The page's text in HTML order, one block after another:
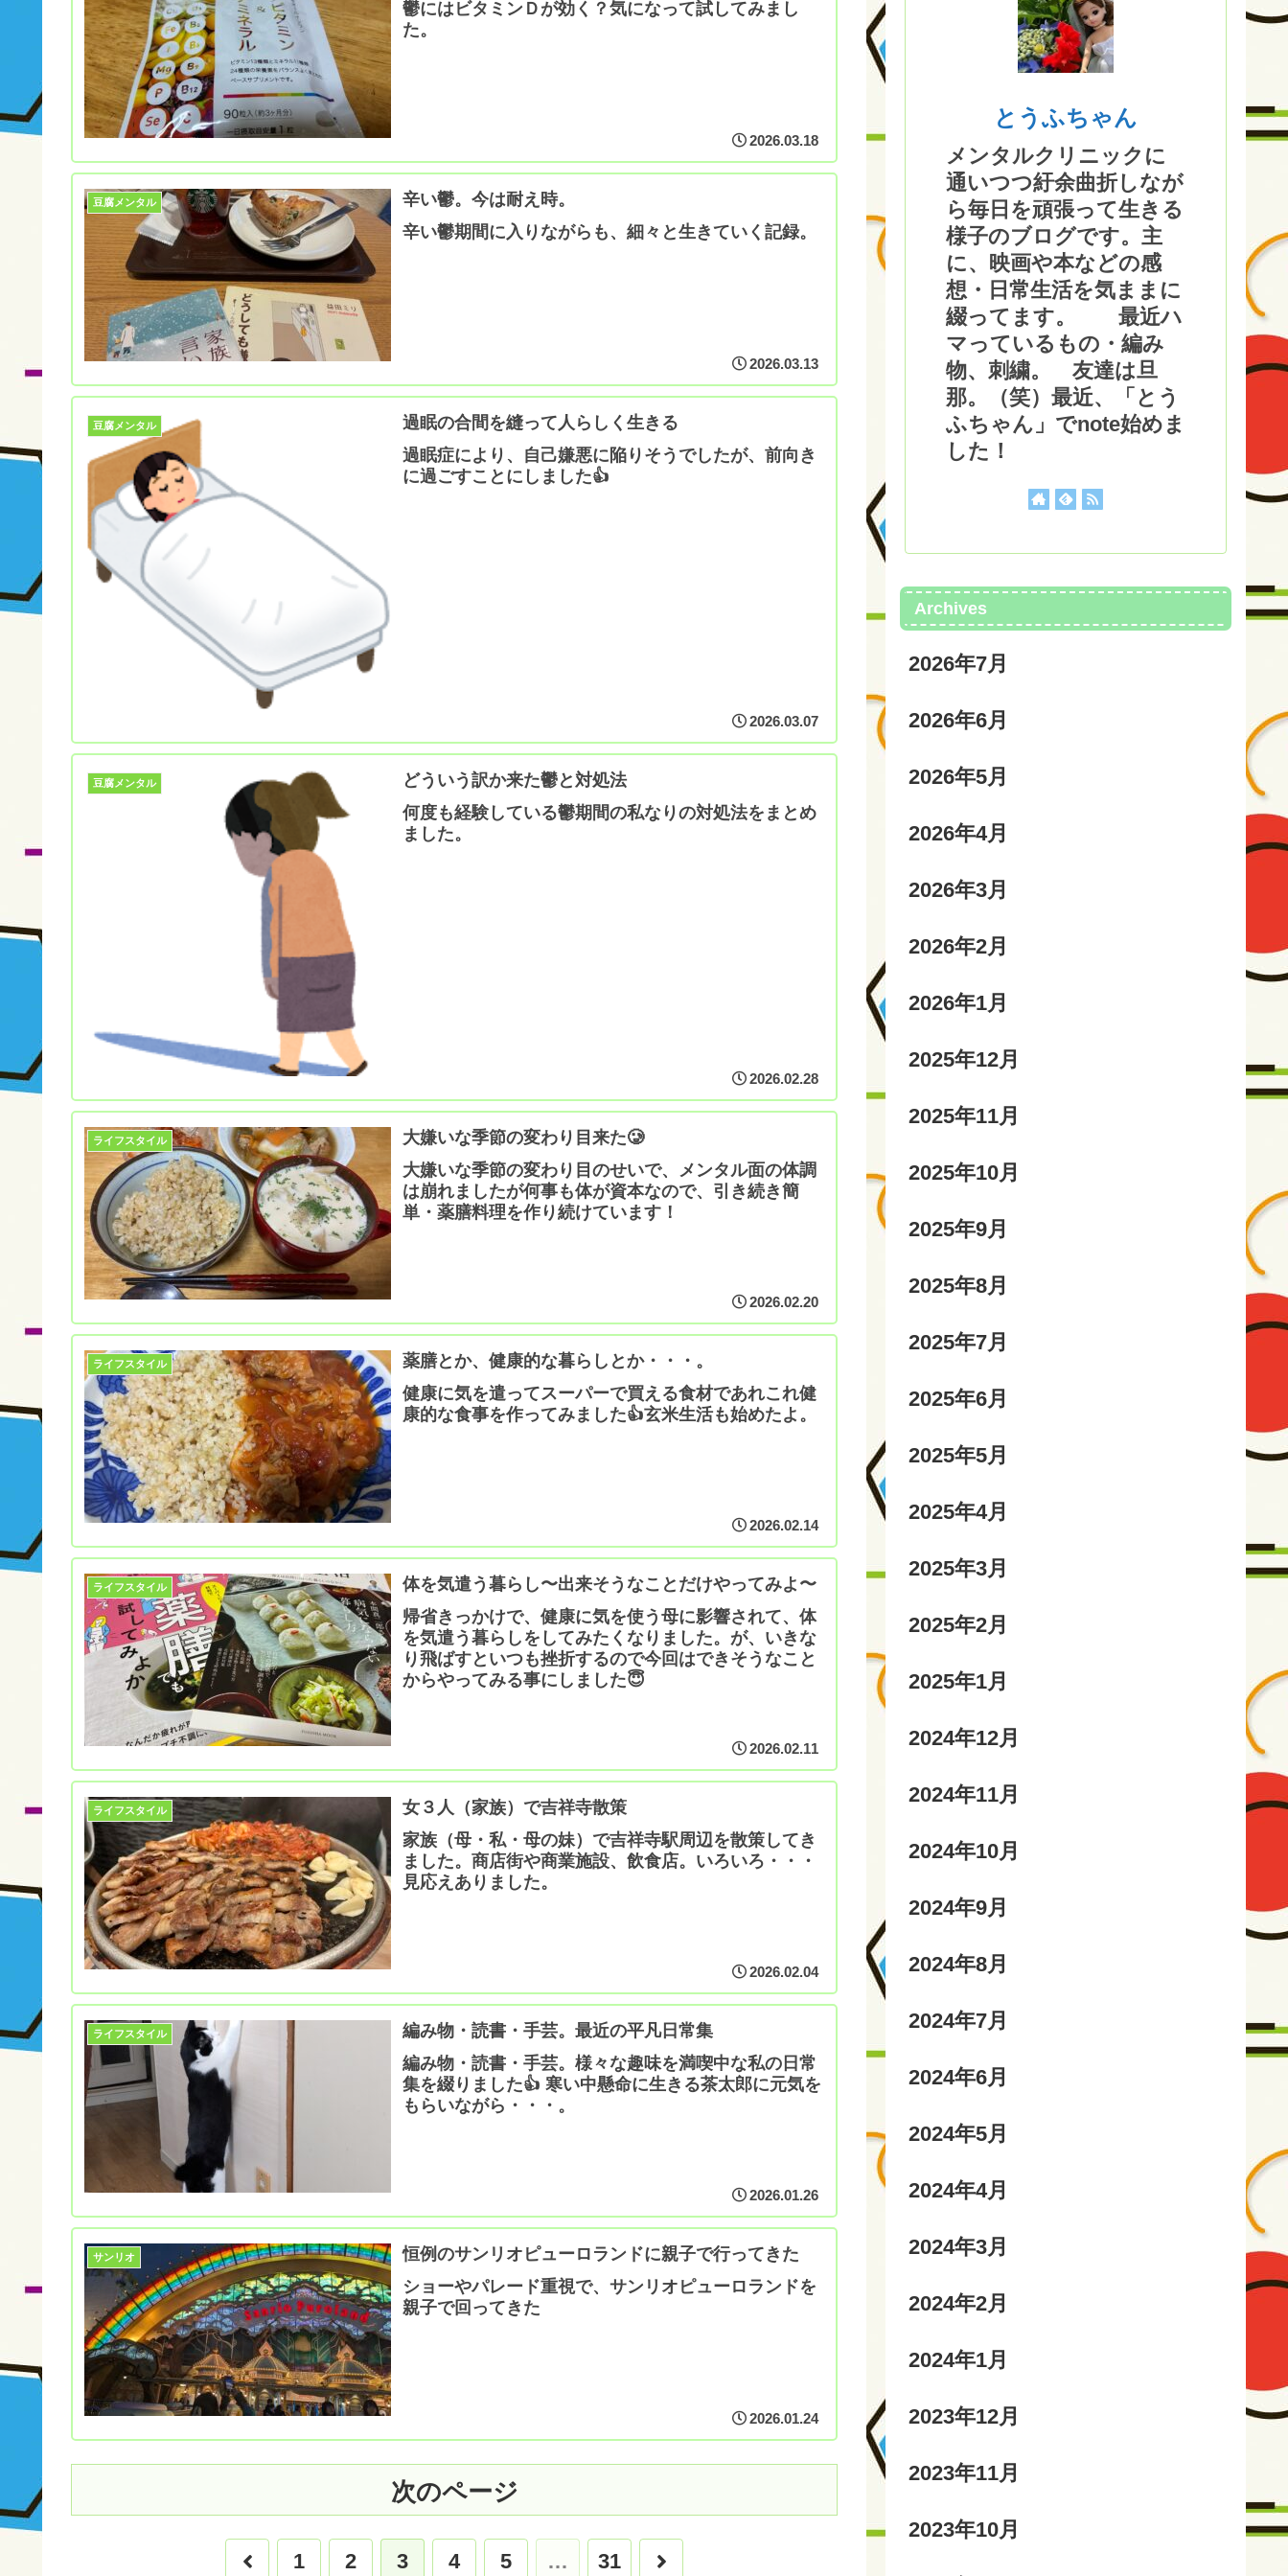
鬱にはビタミンＤが効く？気になって試してみまし
た。
2026.03.18
豆腐メンタル
辛い鬱。今は耐え時。
辛い鬱期間に入りながらも、細々と生きていく記録。
2026.03.13
豆腐メンタル
過眠の合間を縫って人らしく生きる
過眠症により、自己嫌悪に陥りそうでしたが、前向き
に過ごすことにしました👍
2026.03.07
豆腐メンタル
どういう訳か来た鬱と対処法
何度も経験している鬱期間の私なりの対処法をまとめ
ました。
2026.02.28
ライフスタイル
大嫌いな季節の変わり目来た🥲
大嫌いな季節の変わり目のせいで、メンタル面の体調
は崩れましたが何事も体が資本なので、引き続き簡
単・薬膳料理を作り続けています！
2026.02.20
ライフスタイル
薬膳とか、健康的な暮らしとか・・・。
健康に気を遣ってスーパーで買える食材であれこれ健
康的な食事を作ってみました👍玄米生活も始めたよ。
2026.02.14
ライフスタイル
体を気遣う暮らし〜出来そうなことだけやってみよ〜
帰省きっかけで、健康に気を使う母に影響されて、体
を気遣う暮らしをしてみたくなりました。が、いきな
り飛ばすといつも挫折するので今回はできそうなこと
からやってみる事にしました😇
2026.02.11
ライフスタイル
女３人（家族）で吉祥寺散策
家族（母・私・母の妹）で吉祥寺駅周辺を散策してき
ました。商店街や商業施設、飲食店。いろいろ・・・
見応えありました。
2026.02.04
ライフスタイル
編み物・読書・手芸。最近の平凡日常集
編み物・読書・手芸。様々な趣味を満喫中な私の日常
集を綴りました👍 寒い中懸命に生きる茶太郎に元気を
もらいながら・・・。
2026.01.26
サンリオ
恒例のサンリオピューロランドに親子で行ってきた
ショーやパレード重視で、サンリオピューロランドを
親子で回ってきた
2026.01.24
次のページ
前 1 2 3 4 5 … 31 次
とうふちゃん
メンタルクリニックに
通いつつ紆余曲折しなが
ら毎日を頑張って生きる
様子のブログです。主
に、映画や本などの感
想・日常生活を気ままに
綴ってます。 最近ハ
マっているもの・編み
物、刺繍。 友達は旦
那。（笑）最近、「とう
ふちゃん」でnote始めま
した！
Archives
2026年7月
2026年6月
2026年5月
2026年4月
2026年3月
2026年2月
2026年1月
2025年12月
2025年11月
2025年10月
2025年9月
2025年8月
2025年7月
2025年6月
2025年5月
2025年4月
2025年3月
2025年2月
2025年1月
2024年12月
2024年11月
2024年10月
2024年9月
2024年8月
2024年7月
2024年6月
2024年5月
2024年4月
2024年3月
2024年2月
2024年1月
2023年12月
2023年11月
2023年10月